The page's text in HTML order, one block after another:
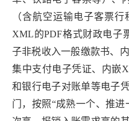
（含航空运输电子客票
XML的PDF格式财政电子
子非税收入一般缴款书、
集中支付电子凭证、内嵌
和银行电子对账单等电子
门，按照“成熟一个、推